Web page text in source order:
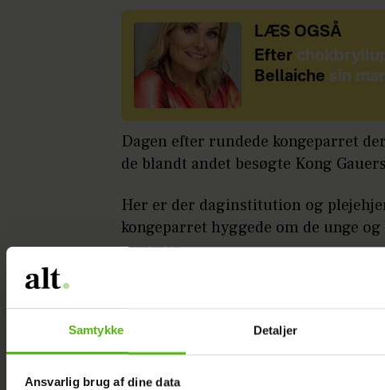
Samtykke Detaljer
Ansvarlig brug af dine data
LÆS OGSÅ
Efter
Bellaiche sin
Dagen efter rundede kongeparret
de blandt andet besøgte Kong
Her er der daginstitution og
kongeparret hyggede om de unge
sammen.
Se billederne fra kongeparrets tur til